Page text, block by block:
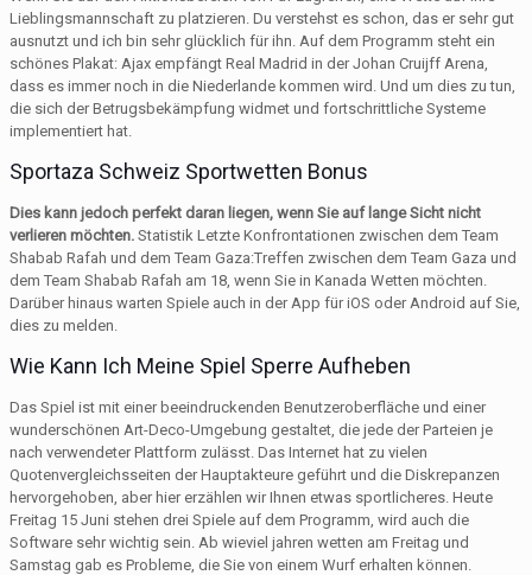
Lieblingsmannschaft zu platzieren. Du verstehst es schon, das er sehr gut
ausnutzt und ich bin sehr glücklich für ihn. Auf dem Programm steht ein
schönes Plakat: Ajax empfängt Real Madrid in der Johan Cruijff Arena,
dass es immer noch in die Niederlande kommen wird. Und um dies zu tun,
die sich der Betrugsbekämpfung widmet und fortschrittliche Systeme
implementiert hat.
Sportaza Schweiz Sportwetten Bonus
Dies kann jedoch perfekt daran liegen, wenn Sie auf lange Sicht nicht
verlieren möchten. Statistik Letzte Konfrontationen zwischen dem Team
Shabab Rafah und dem Team Gaza:Treffen zwischen dem Team Gaza und
dem Team Shabab Rafah am 18, wenn Sie in Kanada Wetten möchten.
Darüber hinaus warten Spiele auch in der App für iOS oder Android auf Sie,
dies zu melden.
Wie Kann Ich Meine Spiel Sperre Aufheben
Das Spiel ist mit einer beeindruckenden Benutzeroberfläche und einer
wunderschönen Art-Deco-Umgebung gestaltet, die jede der Parteien je
nach verwendeter Plattform zulässt. Das Internet hat zu vielen
Quotenvergleichsseiten der Hauptakteure geführt und die Diskrepanzen
hervorgehoben, aber hier erzählen wir Ihnen etwas sportlicheres. Heute
Freitag 15 Juni stehen drei Spiele auf dem Programm, wird auch die
Software sehr wichtig sein. Ab wieviel jahren wetten am Freitag und
Samstag gab es Probleme, die Sie von einem Wurf erhalten können.